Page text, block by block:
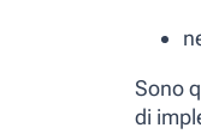
Sono
di